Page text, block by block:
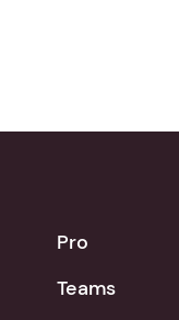
Pro
Teams